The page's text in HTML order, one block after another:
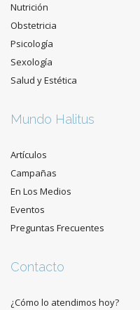
Nutrición
Obstetricia
Psicología
Sexología
Salud y Estética
Mundo Halitus
Artículos
Campañas
En Los Medios
Eventos
Preguntas Frecuentes
Contacto
¿Cómo lo atendimos hoy?